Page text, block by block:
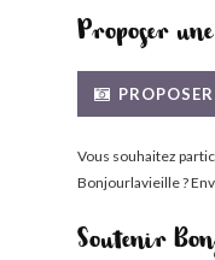
Proposer
Vous souhaitez
Bonjourlavieille ?
Soutenir